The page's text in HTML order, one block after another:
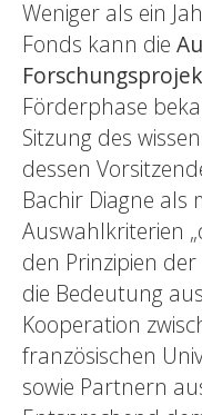
Weniger als ein
Fonds kann die
Förderphase
Sitzung des
dessen
Bachir Diagne als
Auswahlkriterien
den Prinzipien
die Bedeutung
Kooperation
französischen
sowie Partnern